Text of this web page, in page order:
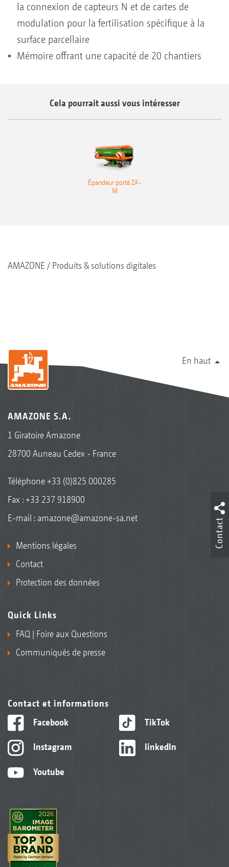
la connexion de capteurs N et de cartes de
modulation pour la fertilisation spécifique à la
surface parcellaire
Mémoire offrant une capacité de 20 chantiers
Cela pourrait aussi vous intéresser
Épandeur porté ZA-
M
AMAZONE Produits & solutions digitales
En haut
AMAZONE S.A.
1 Giratoire Amazone
28700 Auneau Cedex - France
Téléphone+33 (0)825 000285
Fax : +33 237 918900
E-mail : amazone@amazone-sa.net
Mentions légales
Contact
Protection des données
Quick Links
FAQ | Foire aux Questions
Communiqués de presse
Contact et informations
Facebook
Instagram
Youtube
TikTok
linkedIn
Contact